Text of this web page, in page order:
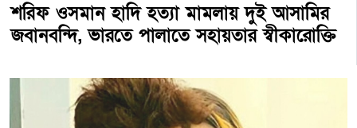
শরিফ ওসমান হাদি হত্যা মামলায় দুই আসামির
জবানবন্দি, ভারতে পালাতে সহায়তার স্বীকারোক্তি